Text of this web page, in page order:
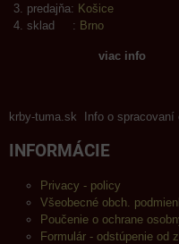
predajňa: Košice
sklad : Brno +420
viac info
krby-tuma.sk Info o spracovaní
INFORMÁCIE
Privacy - policy
Všeobecné obch.
Poučenie o ochrane
Formulár - odstúpenie od